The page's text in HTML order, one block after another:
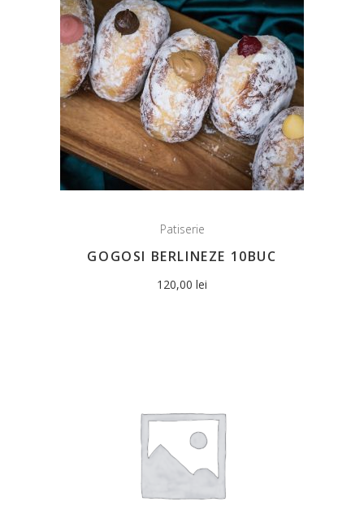
Patiserie
GOGOSI BERLINEZE 10BUC
120,00 lei